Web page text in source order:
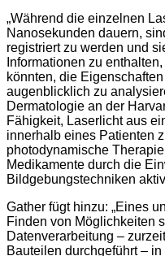
„Während die einzelnen
Nanosekunden dauern,
registriert zu werden und
Informationen zu
könnten, die
augenblicklich zu
Dermatologie an der
Fähigkeit, Laserlicht aus
innerhalb eines Patienten
photodynamische
Medikamente durch die
Bildgebungstechniken
Gather fügt hinzu: „Eines
Finden von Möglichkeiten
Datenverarbeitung –
Bauteilen durchgeführt –